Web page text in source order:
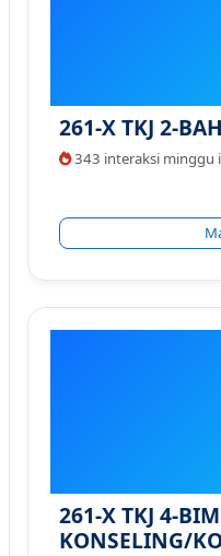
261-X TKJ 2-
343 interaksi minggu
261-X TKJ 4-
KONSELING/